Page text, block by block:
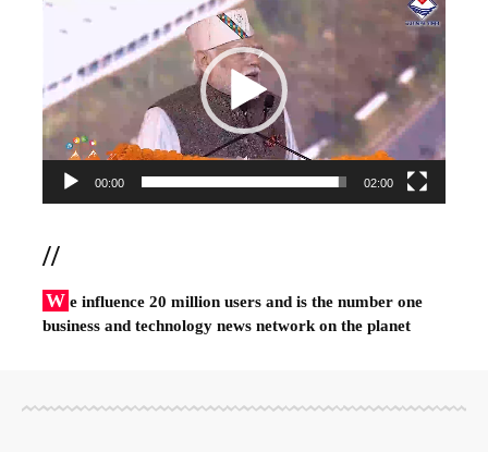
00:00 02:00
//
W e influence 20 million users and is the number one
business and technology news network on the planet